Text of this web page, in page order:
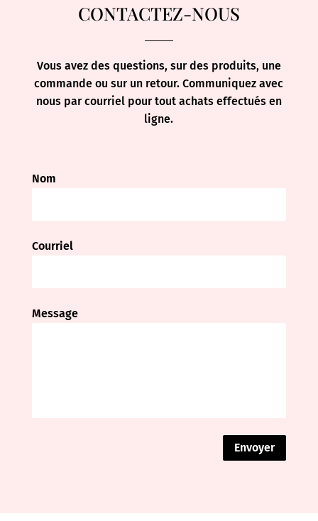
CONTACTEZ-NOUS
Vous avez des questions, sur des produits, une
commande ou sur un retour. Communiquez avec
nous par courriel pour tout achats effectués en
ligne.
Nom
Courriel
Message
Envoyer